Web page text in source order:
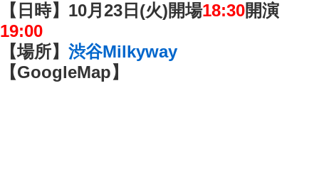
【日時】10月23日(火)開場18:30開演
19:00
【場所】 渋谷Milkyway
【GoogleMap】